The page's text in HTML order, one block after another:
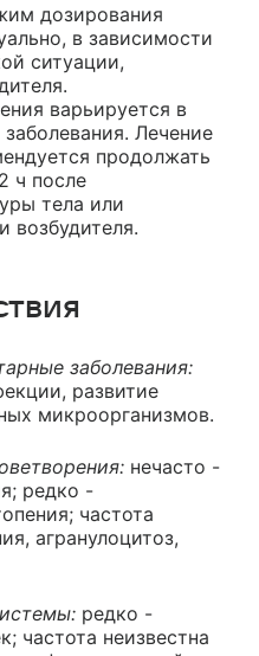
дозирования
в зависимости
ситуации,
варьируется в
Лечение
продолжать
ч после
тела или
возбудителя.
заболевания:
развитие
микроорганизмов.
нечасто -
редко -
частота
агранулоцитоз,
редко -
частота неизвестна